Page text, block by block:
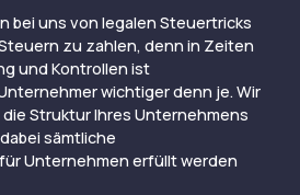
bei uns von legalen Steuertricks
zu zahlen, denn in Zeiten
und Kontrollen ist
wichtiger denn je. Wir
Struktur Ihres Unternehmens
sämtliche
Unternehmen erfüllt werden